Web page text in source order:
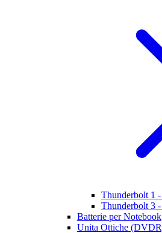
Thunderbolt 1 -
Thunderbolt 3
Batterie per Notebook
Unita Ottiche